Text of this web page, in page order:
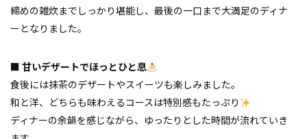
締めの雑炊までしっかり堪能し、最後の一口まで大満足のディナ
ーとなりました。
■ 甘いデザートでほっとひと息
食後には抹茶のデザートやスイーツも楽しみました。
和と洋、どちらも味わえるコースは特別感もたっぷり
ディナーの余韻を感じながら、ゆったりとした時間が流れていき